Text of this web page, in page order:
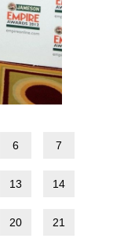
6 7
13 14
20 21